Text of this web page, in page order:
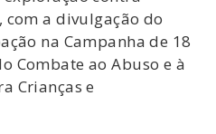
com a divulgação do
na Campanha de 18
Combate ao Abuso e à
Crianças e